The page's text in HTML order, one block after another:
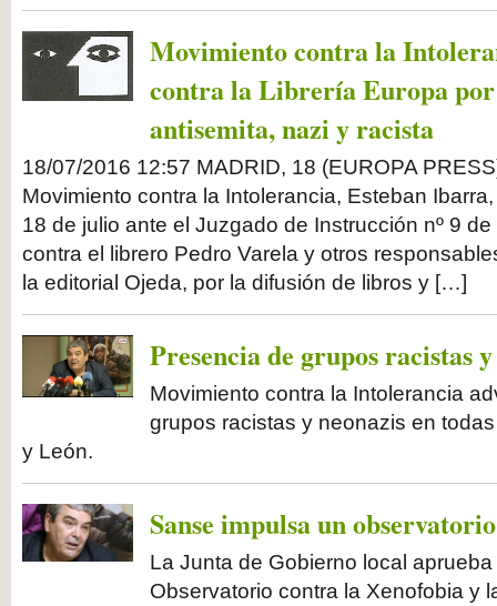
Movimiento contra la
contra la Librería Europa
antisemita, nazi y racista
18/07/2016 12:57 MADRID, 18 (EUROPA
Movimiento contra la Intolerancia, Esteban
18 de julio ante el Juzgado de Instrucción nº 9
contra el librero Pedro Varela y otros
la editorial Ojeda, por la difusión de libros y […]
Presencia de grupos racistas
Movimiento contra la Intolerancia
grupos racistas y neonazis en
y León.
Sanse impulsa un
La Junta de Gobierno local
Observatorio contra la Xenofobia y